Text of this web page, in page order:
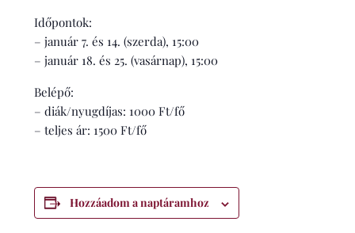
Időpontok:
– január 7. és 14. (szerda), 15:00
– január 18. és 25. (vasárnap), 15:00
Belépő:
– diák/nyugdíjas: 1000 Ft/fő
– teljes ár: 1500 Ft/fő
Hozzáadom a naptáramhoz